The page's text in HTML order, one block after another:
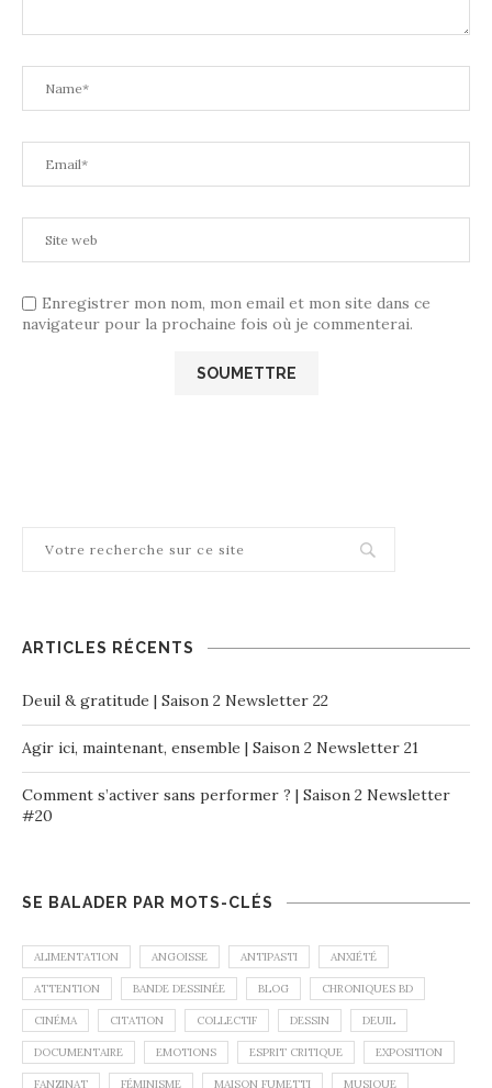
Enregistrer mon nom, mon email et mon site dans ce
navigateur pour la prochaine fois où je commenterai.
ARTICLES RÉCENTS
Deuil & gratitude | Saison 2 Newsletter 22
Agir ici, maintenant, ensemble | Saison 2 Newsletter 21
Comment s’activer sans performer ? | Saison 2 Newsletter
#20
SE BALADER PAR MOTS-CLÉS
ALIMENTATION ANGOISSE ANTIPASTI ANXIÉTÉ
ATTENTION BANDE DESSINÉE BLOG CHRONIQUES BD
CINÉMA CITATION COLLECTIF DESSIN DEUIL
DOCUMENTAIRE EMOTIONS ESPRIT CRITIQUE EXPOSITION
FANZINAT FÉMINISME MAISON FUMETTI MUSIQUE